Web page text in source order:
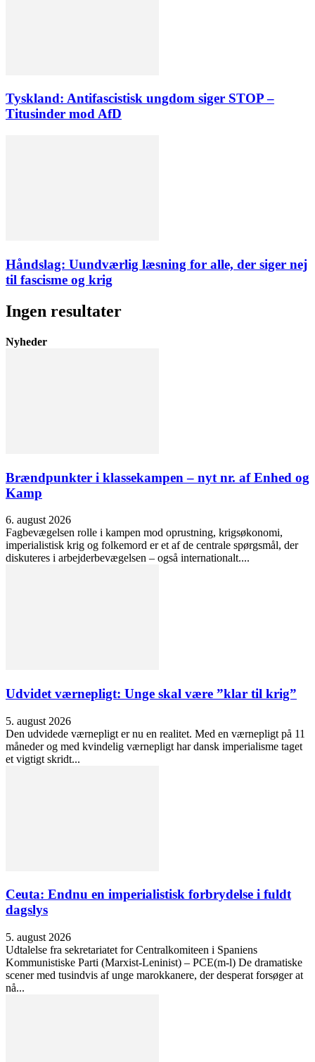
Tyskland: Antifascistisk ungdom siger STOP –
Titusinder mod AfD
Håndslag: Uundværlig læsning for alle, der siger nej
til fascisme og krig
Ingen resultater
Nyheder
Brændpunkter i klassekampen – nyt nr. af Enhed og
Kamp
6. august 2026
Fagbevægelsen rolle i kampen mod oprustning, krigsøkonomi,
imperialistisk krig og folkemord er et af de centrale spørgsmål, der
diskuteres i arbejderbevægelsen – også internationalt....
Udvidet værnepligt: Unge skal være ”klar til krig”
5. august 2026
Den udvidede værnepligt er nu en realitet. Med en værnepligt på 11
måneder og med kvindelig værnepligt har dansk imperialisme taget
et vigtigt skridt...
Ceuta: Endnu en imperialistisk forbrydelse i fuldt
dagslys
5. august 2026
Udtalelse fra sekretariatet for Centralkomiteen i Spaniens
Kommunistiske Parti (Marxist-Leninist) – PCE(m-l) De dramatiske
scener med tusindvis af unge marokkanere, der desperat forsøger at
nå...